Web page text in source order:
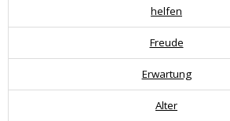
helfen
Freude
Erwartung
Alter